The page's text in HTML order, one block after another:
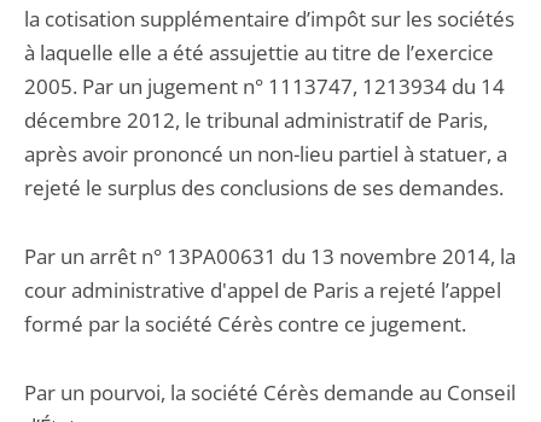
la cotisation supplémentaire d’impôt sur les sociétés
à laquelle elle a été assujettie au titre de l’exercice
2005. Par un jugement n° 1113747, 1213934 du 14
décembre 2012, le tribunal administratif de Paris,
après avoir prononcé un non-lieu partiel à statuer, a
rejeté le surplus des conclusions de ses demandes.
Par un arrêt n° 13PA00631 du 13 novembre 2014, la
cour administrative d'appel de Paris a rejeté l’appel
formé par la société Cérès contre ce jugement.
Par un pourvoi, la société Cérès demande au Conseil